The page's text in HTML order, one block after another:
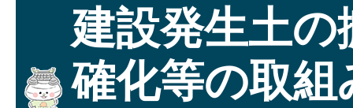
建設発生土
確化等の取